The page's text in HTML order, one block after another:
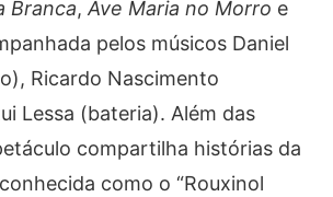
Branca, Ave Maria no Morro e
pelos músicos Daniel
Ricardo Nascimento
Lessa (bateria). Além das
compartilha histórias da
como o “Rouxinol